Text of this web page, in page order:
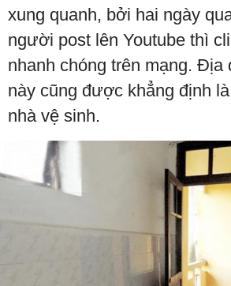
xung quanh, bởi hai ngày
người post lên Youtube thì
nhanh chóng trên mạng. Địa
này cũng được khẳng định
nhà vệ sinh.